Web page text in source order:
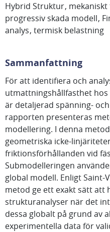
Hybrid Struktur
progressiv skada modell
analys termisk belastning
Sammanfattning
För att identifiera och
utmattningshållfasthet
är detaljerad spänning-
rapporten presenteras
modellering. I denna
geometriska icke-
friktionsförhållanden vid
Submodelleringen
global modell. Enligt Saint-
metod ge ett exakt sätt att
strukturanalyser när det
dessa globalt på grund av
experimentella data för